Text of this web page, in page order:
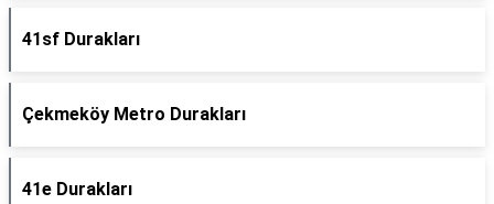
41sf Durakları
Çekmeköy Metro Durakları
41e Durakları